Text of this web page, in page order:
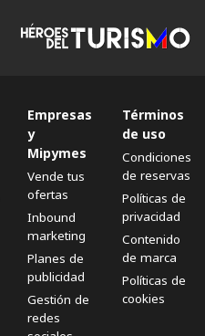
Empresas
y
Mipymes
Vende tus
ofertas
Inbound
marketing
Planes de
publicidad
Gestión de
redes
Términos
de uso
Condiciones
de reservas
Políticas de
privacidad
Contenido
de marca
Políticas de
cookies